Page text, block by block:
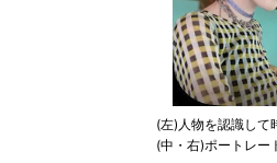
(左)人物を認識して
(中・右)ポートレー